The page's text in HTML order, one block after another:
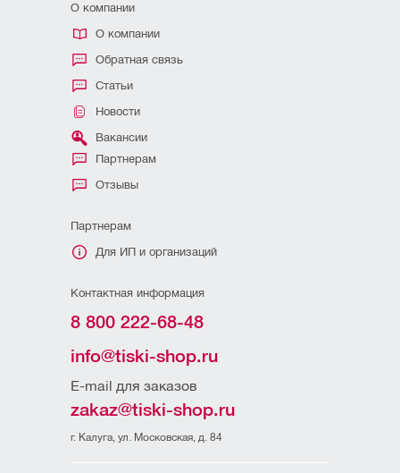
О компании
О компании
Обратная связь
Статьи
Новости
Вакансии
Партнерам
Отзывы
Партнерам
Для ИП и организаций
Контактная информация
8 800 222-68-48
info@tiski-shop.ru
E-mail для заказов
zakaz@tiski-shop.ru
г. Калуга, ул. Московская, д. 84